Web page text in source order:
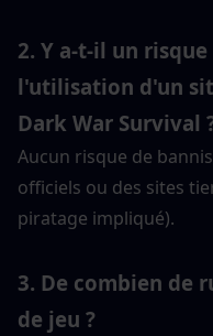
2. Y a-t-il un
l'utilisation d'un
Dark War Survival
Aucun risque de
officiels ou des sites
piratage impliqué).
3. De combien de
de jeu ?